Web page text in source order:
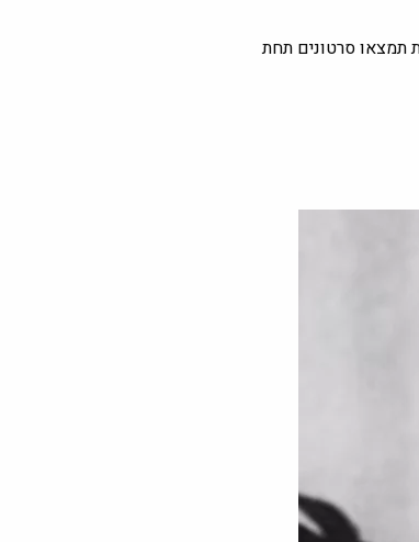
תמצאו סרטונים תחת